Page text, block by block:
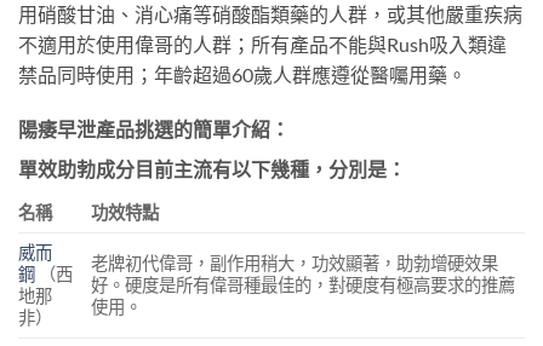
用硝酸甘油、消心痛等硝酸酯類藥的人群，或其他嚴重疾病
不適用於使用偉哥的人群；所有產品不能與Rush吸入類違
禁品同時使用；年齡超過60歲人群應遵從醫囑用藥。
陽痿早泄產品挑選的簡單介紹：
單效助勃成分目前主流有以下幾種，分別是：
名稱
功效特點
威而
鋼 （西
地那
非）
老牌初代偉哥，副作用稍大，功效顯著，助勃增硬效果
好。硬度是所有偉哥種最佳的，對硬度有極高要求的推薦
使用。